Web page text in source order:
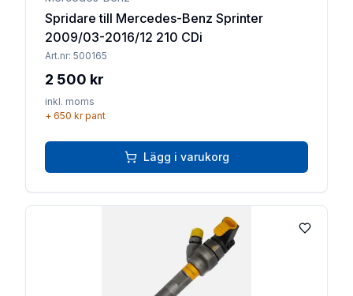
Spridare till Mercedes-Benz Sprinter
2009/03-2016/12 210 CDi
Art.nr: 500165
2 500 kr
inkl. moms
+ 650 krpant
Lägg i varukorg
Lägg till